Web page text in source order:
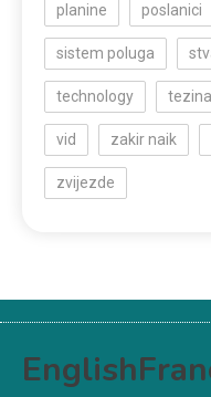
planine poslanici
sistem poluga
technology tezina
vid zakir naik
zvijezde
English